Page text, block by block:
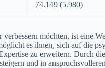
74.149 (5.980)
möchten, ist eine
es ihnen, sich auf die
zu erweitern. Durch
und in